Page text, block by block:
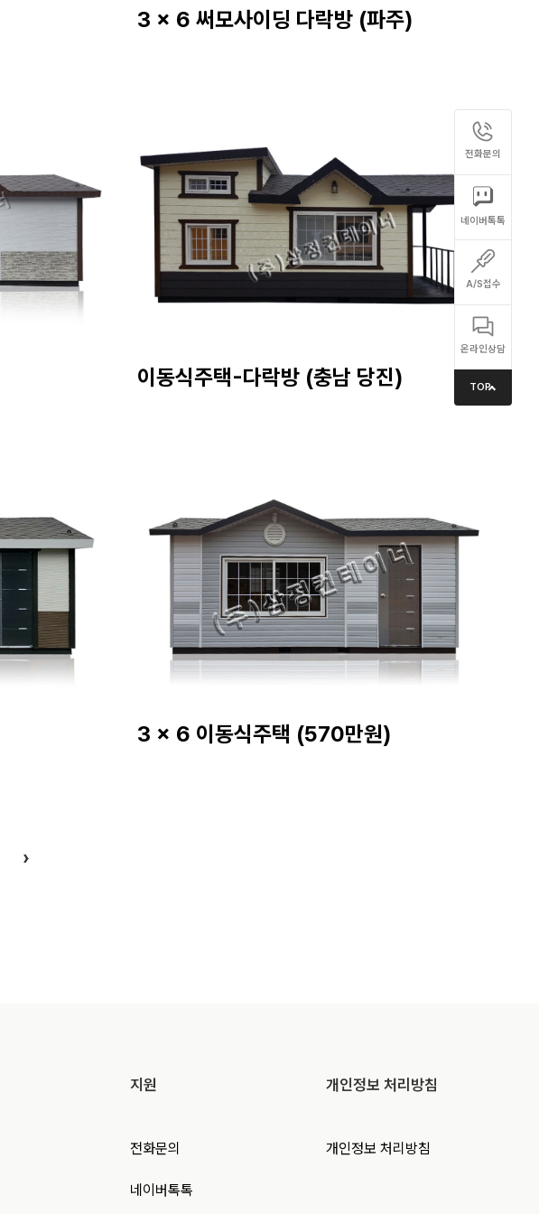
3 x 6 써모사이딩 다락방 (파주)
이동식주택-다락방 (충남 당진)
3 x 6 이동식주택 (570만원)
›
지원
전화문의
네이버톡톡
개인정보 처리방침
개인정보 처리방침
전화문의
네이버톡톡
A/S접수
온라인상담
TOP